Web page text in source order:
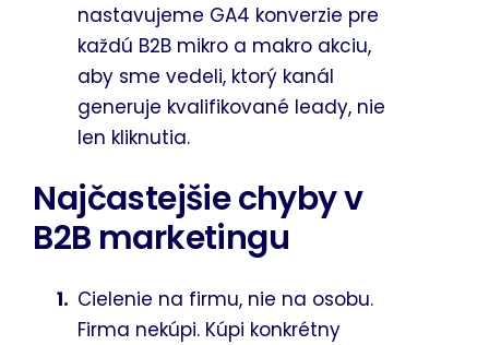
nastavujeme GA4 konverzie pre
každú B2B mikro a makro akciu,
aby sme vedeli, ktorý kanál
generuje kvalifikované leady, nie
len kliknutia.
Najčastejšie chyby v
B2B marketingu
Cielenie na firmu, nie na osobu.
Firma nekúpi. Kúpi konkrétny